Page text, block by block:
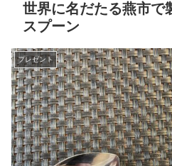
世界に名だたる燕市で
スプーン
プレゼント